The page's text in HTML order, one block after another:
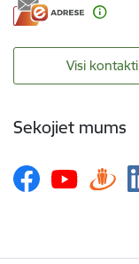
Visi kontakti
Sekojiet mums